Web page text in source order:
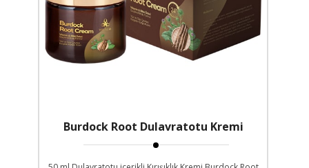
Burdock Root Dulavratotu Kremi